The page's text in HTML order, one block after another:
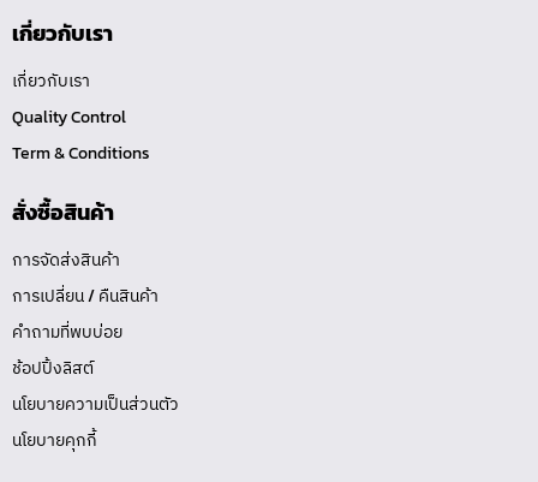
เกี่ยวกับเรา
เกี่ยวกับเรา
Quality Control
Term & Conditions
สั่งซื้อสินค้า
การจัดส่งสินค้า
การเปลี่ยน / คืนสินค้า
คำถามที่พบบ่อย
ช้อปปิ้งลิสต์
นโยบายความเป็นส่วนตัว
นโยบายคุกกี้